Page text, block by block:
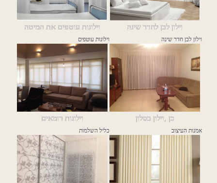
וילון לבן לחדר שינה
וילון לבן חדר שינה
וילונות עוטפים את המיטה
וילונות עוטפים
כן ,וילון בסלון
אמנות העיצוב
וילונות רומאים
כליל השלמות